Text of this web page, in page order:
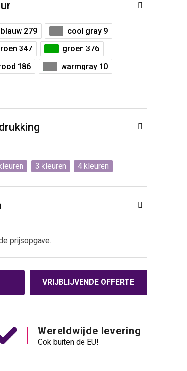
blauw 279
cool gray 9
347
groen 376
186
warmgray 10
3 4
prijsopgave.
VRIJBLIJVENDE OFFERTE
Wereldwijde levering
Ook buiten de EU!